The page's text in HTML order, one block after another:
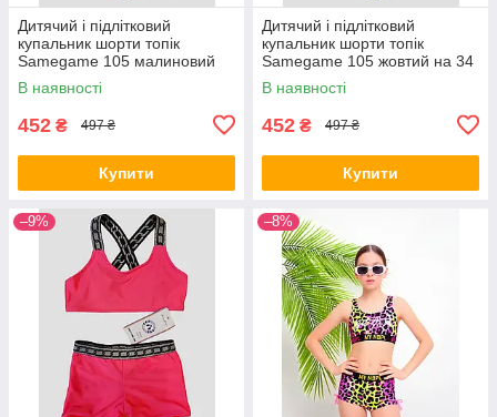
Дитячий і підлітковий
купальник шорти топік
Samegame 105 малиновий
на 34 36 38 розмір
В наявності
452 ₴ 497 ₴
Купити
Дитячий і підлітковий
купальник шорти топік
Samegame 105 жовтий на 34
36 38 40 42 український
розмір
В наявності
452 ₴ 497 ₴
Купити
–9% –8%